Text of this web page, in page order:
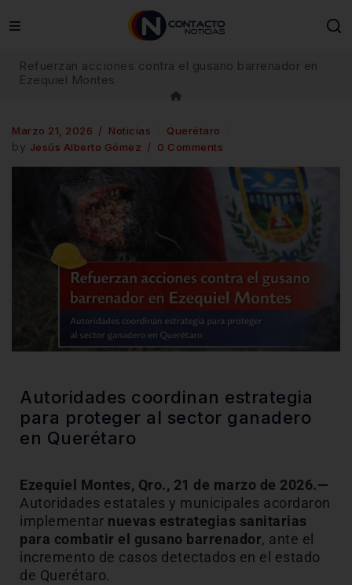
Refuerzan acciones contra el gusano barrenador en
Ezequiel Montes
Marzo 21, 2026 Noticias Querétaro
by Jesús Alberto Gómez 0 Comments
Autoridades coordinan estrategia
para proteger al sector ganadero
en Querétaro
Ezequiel Montes, Qro., 21 de marzo de 2026.—
Autoridades estatales y municipales acordaron
implementar nuevas estrategias sanitarias
para combatir el gusano barrenador, ante el
incremento de casos detectados en el estado
de Querétaro.